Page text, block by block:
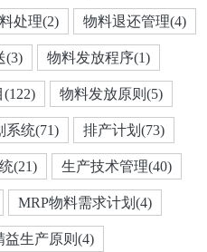
处理(2) 物料退还管理(4)
(3) 物料发放程序(1)
(122) 物料发放原则(5)
系统(71) 排产计划(73)
(21) 生产技术管理(40)
MRP物料需求计划(4)
益生产原则(4)